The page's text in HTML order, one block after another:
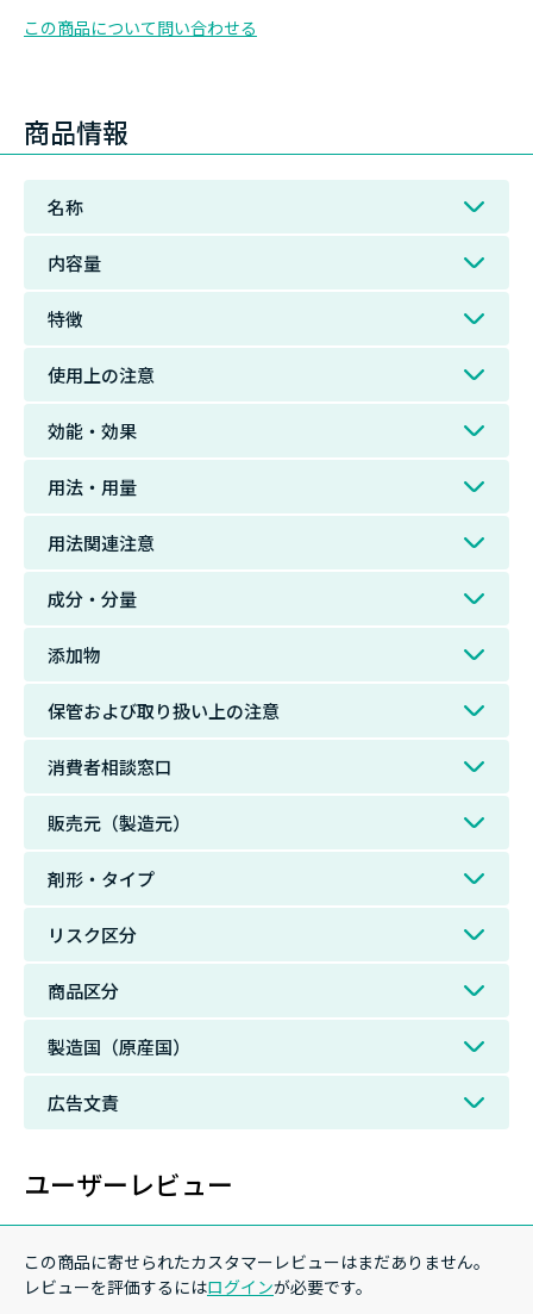
この商品について問い合わせる
商品情報
名称
内容量
特徴
使用上の注意
効能・効果
用法・用量
用法関連注意
成分・分量
添加物
保管および取り扱い上の注意
消費者相談窓口
販売元（製造元）
剤形・タイプ
リスク区分
商品区分
製造国（原産国）
広告文責
ユーザーレビュー
この商品に寄せられたカスタマーレビューはまだありません。
レビューを評価するにはログインが必要です。